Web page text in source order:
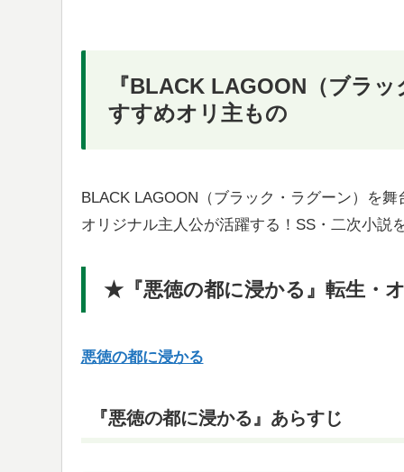
『BLACK LAGOON（ブラ
すすめオリ主もの
BLACK LAGOON（ブラック・ラグーン）を舞
オリジナル主人公が活躍する！SS・二次小説
★『悪徳の都に浸かる』転生・
悪徳の都に浸かる
『悪徳の都に浸かる』あらすじ